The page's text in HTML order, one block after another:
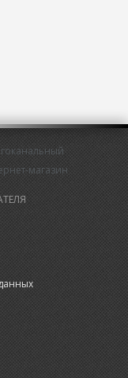
магазин